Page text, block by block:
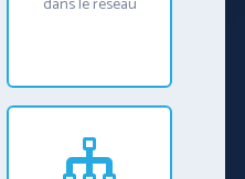
dans le réseau